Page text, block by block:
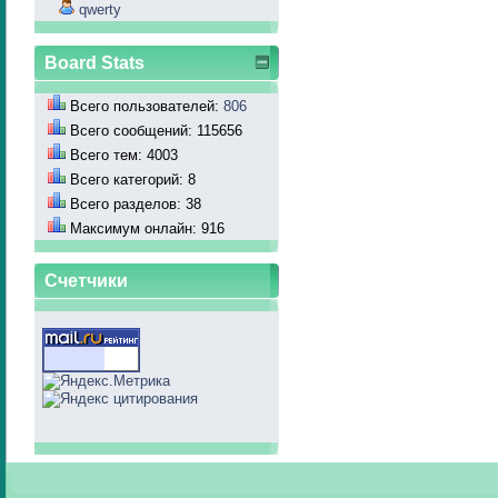
qwerty
Board Stats
Всего пользователей: 806
Всего сообщений: 115656
Всего тем: 4003
Всего категорий: 8
Всего разделов: 38
Максимум онлайн: 916
Счетчики